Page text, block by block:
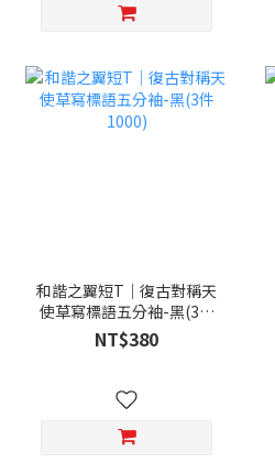
和諧之翼短T｜復古對稱天
使草寫標語五分袖-黑(3件
1000)
NT$380